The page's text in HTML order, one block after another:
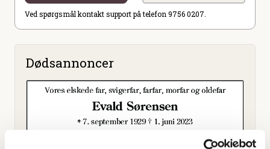
Ved spørgsmål kontakt support på telefon 9756 0207.
Dødsannoncer